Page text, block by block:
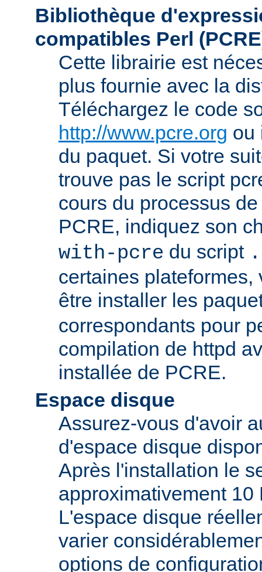
Bibliothèque
compatibles Perl
Cette librairie est
plus fournie avec la
Téléchargez le code
http://www.pcre.org ou
du paquet. Si votre
trouve pas le script
cours du processus
PCRE, indiquez son
with-pcre du script
certaines plateformes,
être installer les
correspondants pour
compilation de httpd
installée de PCRE.
Espace disque
Assurez-vous d'avoir
d'espace disque
Après l'installation le
approximativement
L'espace disque
varier
options de